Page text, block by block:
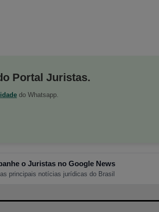
Portal Juristas.
do Whatsapp.
o Juristas no Google News
principais notícias jurídicas do Brasil